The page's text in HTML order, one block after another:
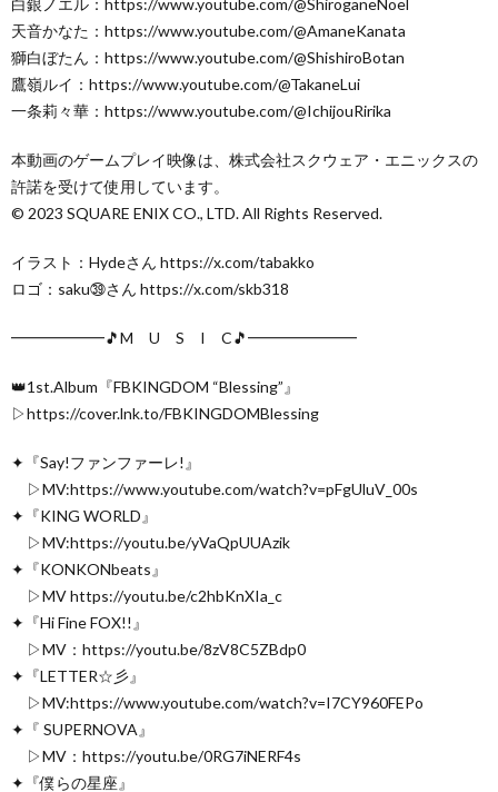
天音かなた：https://www.youtube.com/@AmaneKanata
獅白ぼたん：https://www.youtube.com/@ShishiroBotan
鷹嶺ルイ：https://www.youtube.com/@TakaneLui
一条莉々華：https://www.youtube.com/@IchijouRirika
本動画のゲームプレイ映像は、株式会社スクウェア・エニックスの
許諾を受けて使用しています。
© 2023 SQUARE ENIX CO., LTD. All Rights Reserved.
イラスト：Hydeさん https://x.com/tabakko
ロゴ：saku㊴さん https://x.com/skb318
━━━━━━🎵M U S I C🎵━━━━━━━
👑1st.Album『FBKINGDOM “Blessing”』
▷https://cover.lnk.to/FBKINGDOMBlessing
✦『Say!ファンファーレ!』
▷MV:https://www.youtube.com/watch?v=pFgUluV_00s
✦『KING WORLD』
▷MV:https://youtu.be/yVaQpUUAzik
✦『KONKONbeats』
▷MV https://youtu.be/c2hbKnXIa_c
✦『Hi Fine FOX!!』
▷MV：https://youtu.be/8zV8C5ZBdp0
✦『LETTER☆彡』
▷MV:https://www.youtube.com/watch?v=I7CY960FEPo
✦『 SUPERNOVA』
▷MV：https://youtu.be/0RG7iNERF4s
✦『僕らの星座』